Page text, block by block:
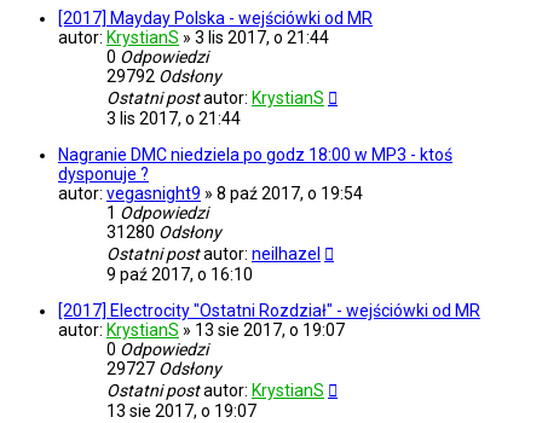
[2017] Mayday Polska - wejściówki od MR
autor: KrystianS » 3 lis 2017, o 21:44
0 Odpowiedzi
29792 Odsłony
Ostatni postautor: KrystianS
3 lis 2017, o 21:44
Nagranie DMC niedziela po godz 18:00 w MP3 - ktoś
dysponuje ?
autor: vegasnight9 » 8 paź 2017, o 19:54
1 Odpowiedzi
31280 Odsłony
Ostatni postautor: neilhazel
9 paź 2017, o 16:10
[2017] Electrocity "Ostatni Rozdział" - wejściówki od MR
autor: KrystianS » 13 sie 2017, o 19:07
0 Odpowiedzi
29727 Odsłony
Ostatni postautor: KrystianS
13 sie 2017, o 19:07